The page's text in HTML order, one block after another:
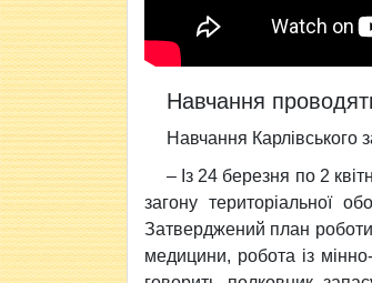
Навчання
Навчання Карлівського
– Із 24 березня по 2
загону територіальної
Затверджений план роботи,
медицини, робота із